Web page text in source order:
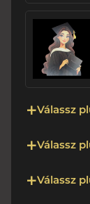
Válassz
Válassz
Válassz